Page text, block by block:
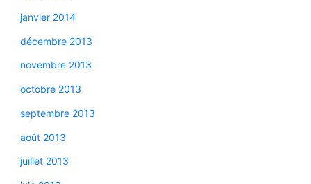
janvier 2014
décembre 2013
novembre 2013
octobre 2013
septembre 2013
août 2013
juillet 2013